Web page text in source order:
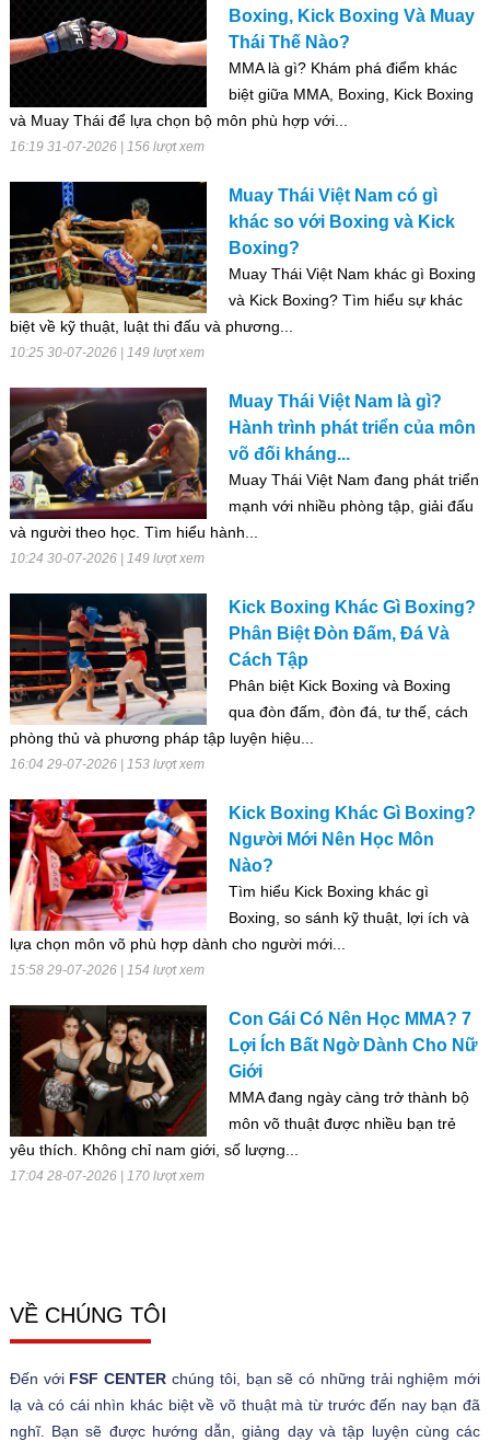
Boxing, Kick Boxing Và Muay
Thái Thế Nào?
MMA là gì? Khám phá điểm khác
biệt giữa MMA, Boxing, Kick Boxing
và Muay Thái để lựa chọn bộ môn phù hợp với...
16:19 31-07-2026 | 156 lượt xem
Muay Thái Việt Nam có gì
khác so với Boxing và Kick
Boxing?
Muay Thái Việt Nam khác gì Boxing
và Kick Boxing? Tìm hiểu sự khác
biệt về kỹ thuật, luật thi đấu và phương...
10:25 30-07-2026 | 149 lượt xem
Muay Thái Việt Nam là gì?
Hành trình phát triển của môn
võ đối kháng...
Muay Thái Việt Nam đang phát triển
mạnh với nhiều phòng tập, giải đấu
và người theo học. Tìm hiểu hành...
10:24 30-07-2026 | 149 lượt xem
Kick Boxing Khác Gì Boxing?
Phân Biệt Đòn Đấm, Đá Và
Cách Tập
Phân biệt Kick Boxing và Boxing
qua đòn đấm, đòn đá, tư thế, cách
phòng thủ và phương pháp tập luyện hiệu...
16:04 29-07-2026 | 153 lượt xem
Kick Boxing Khác Gì Boxing?
Người Mới Nên Học Môn
Nào?
Tìm hiểu Kick Boxing khác gì
Boxing, so sánh kỹ thuật, lợi ích và
lựa chọn môn võ phù hợp dành cho người mới...
15:58 29-07-2026 | 154 lượt xem
Con Gái Có Nên Học MMA? 7
Lợi Ích Bất Ngờ Dành Cho Nữ
Giới
MMA đang ngày càng trở thành bộ
môn võ thuật được nhiều bạn trẻ
yêu thích. Không chỉ nam giới, số lượng...
17:04 28-07-2026 | 170 lượt xem
VỀ CHÚNG TÔI
Đến với FSF CENTER chúng tôi, bạn sẽ có những trải nghiệm mới
lạ và có cái nhìn khác biệt về võ thuật mà từ trước đến nay bạn đã
nghĩ. Bạn sẽ được hướng dẫn, giảng dạy và tập luyện cùng các